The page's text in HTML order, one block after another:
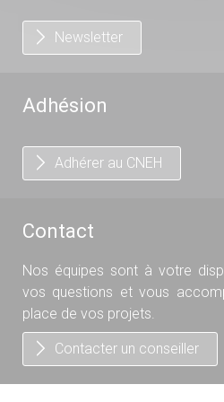
Newsletter
Adhésion
Adhérer au CNEH
Contact
Nos équipes sont à votre
vos questions et vous
place de vos projets.
Contacter un conseiller